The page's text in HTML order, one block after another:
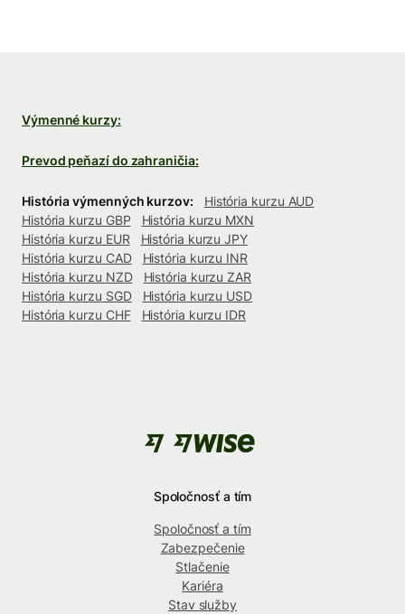
Výmenné kurzy:
Prevod peňazí do zahraničia:
História výmenných kurzov:
História kurzu AUD
História kurzu GBP
História kurzu MXN
História kurzu EUR
História kurzu JPY
História kurzu CAD
História kurzu INR
História kurzu NZD
História kurzu ZAR
História kurzu SGD
História kurzu USD
História kurzu CHF
História kurzu IDR
Spoločnosť a tím
Spoločnosť a tím
Zabezpečenie
Stlačenie
Kariéra
Stav služby